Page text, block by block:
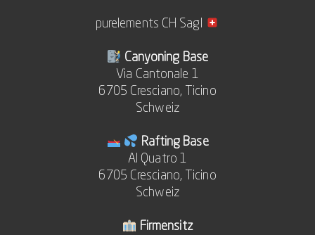
purelements CH Sagl
Canyoning Base
Via Cantonale 1
6705 Cresciano, Ticino
Schweiz
Rafting Base
Al Quatro 1
6705 Cresciano, Ticino
Schweiz
Firmensitz